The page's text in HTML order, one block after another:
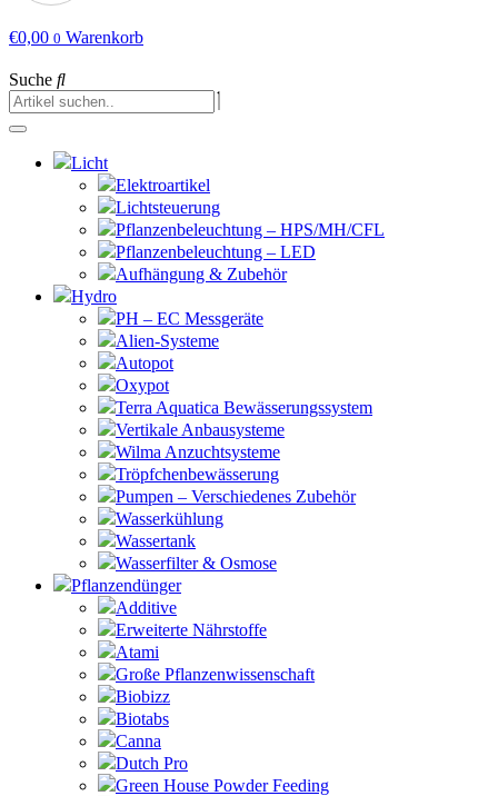
€0,00 0 Warenkorb
Suche
Licht
Elektroartikel
Lichtsteuerung
Pflanzenbeleuchtung – HPS/MH/CFL
Pflanzenbeleuchtung – LED
Aufhängung & Zubehör
Hydro
PH – EC Messgeräte
Alien-Systeme
Autopot
Oxypot
Terra Aquatica Bewässerungssystem
Vertikale Anbausysteme
Wilma Anzuchtsysteme
Tröpfchenbewässerung
Pumpen – Verschiedenes Zubehör
Wasserkühlung
Wassertank
Wasserfilter & Osmose
Pflanzendünger
Additive
Erweiterte Nährstoffe
Atami
Große Pflanzenwissenschaft
Biobizz
Biotabs
Canna
Dutch Pro
Green House Powder Feeding